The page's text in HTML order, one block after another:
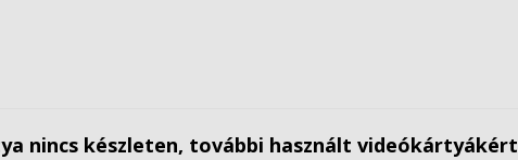
nincs készleten, további használt videókártyákért